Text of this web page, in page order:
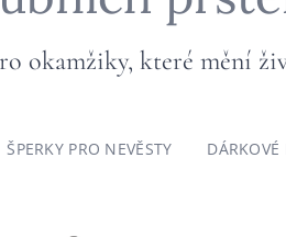
okamžiky, které mění
ŠPERKY PRO NEVĚSTY DÁRKOVÉ